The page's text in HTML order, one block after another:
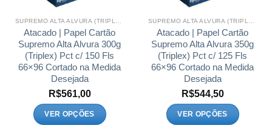
do
produto
do
produto
SUPREMO ALTA ALVURA (TRIPLEX)
Atacado | Papel Cartão
Supremo Alta Alvura 300g
(Triplex) Pct c/ 150 Fls
66×96 Cortado na Medida
Desejada
R$561,00
VER OPÇÕES
SUPREMO ALTA ALVURA (TRIPLEX)
Atacado | Papel Cartão
Supremo Alta Alvura 350g
(Triplex) Pct c/ 125 Fls
66×96 Cortado na Medida
Desejada
R$544,50
VER OPÇÕES